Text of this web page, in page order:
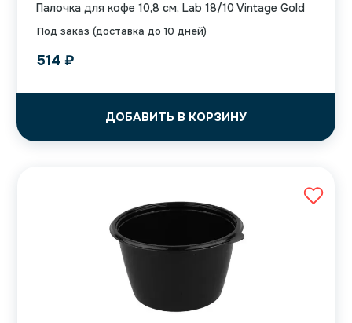
Под заказ (доставка до 10 дней)
Палочка для кофе 10,8 см, Lab 18/10 Vintage Gold
514 ₽
ДОБАВИТЬ В КОРЗИНУ